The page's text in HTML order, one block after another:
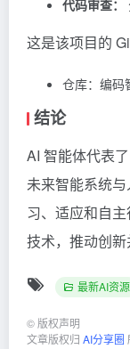
代码审查：
这是该项目的
仓库： 编码
结论
AI 智能体代表
未来智能系统
习、适应和自
技术，推动创新
最新AI资源
© 版权声明
文章版权归 AI分享圈